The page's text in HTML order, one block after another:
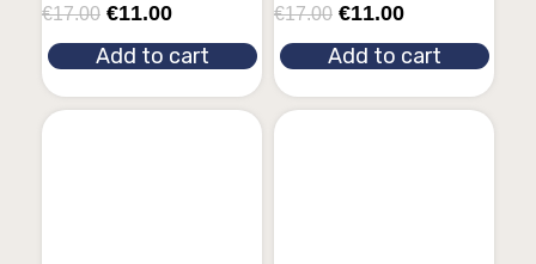
€17.00 €11.00
Add to cart
€17.00 €11.00
Add to cart